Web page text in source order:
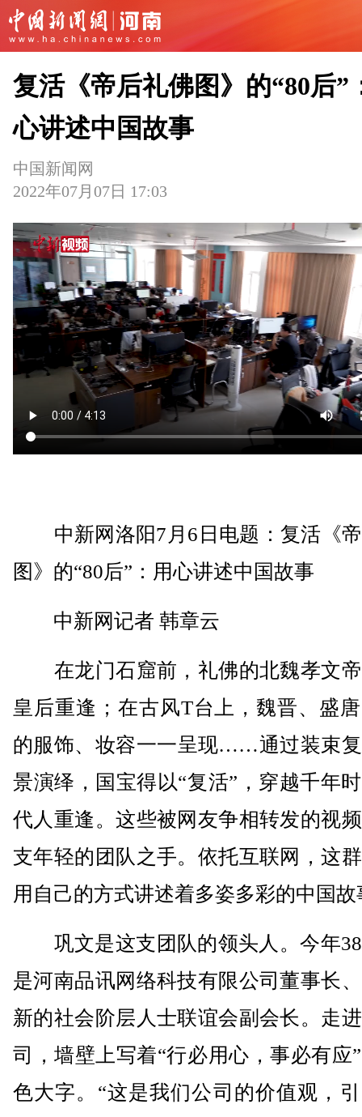
复活《帝后礼佛图》的“80后”
心讲述中国故事
中国新闻网
2022年07月07日 17:03
中新网洛阳7月6日电题：复活《
图》的“80后”：用心讲述中国故事
中新网记者 韩章云
在龙门石窟前，礼佛的北魏孝文
皇后重逢；在古风T台上，魏晋、盛
的服饰、妆容一一呈现……通过装束
景演绎，国宝得以“复活”，穿越千年
代人重逢。这些被网友争相转发的视
支年轻的团队之手。依托互联网，这
用自己的方式讲述着多姿多彩的中国故
巩文是这支团队的领头人。今年
是河南品讯网络科技有限公司董事长
新的社会阶层人士联谊会副会长。走
司，墙壁上写着“行必用心，事必有应
色大字。“这是我们公司的价值观，